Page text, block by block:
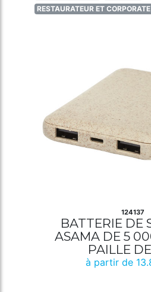
RESTAURATEUR ET CORPORATE
124137
BATTERIE DE
ASAMA DE 5
PAILLE
à partir de